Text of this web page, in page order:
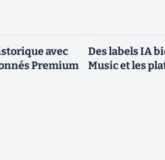
avec
Premium
Des labels IA
Music et les